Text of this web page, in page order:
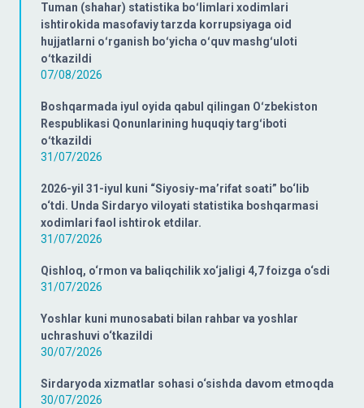
Tuman (shahar) statistika boʻlimlari xodimlari
ishtirokida masofaviy tarzda korrupsiyaga oid
hujjatlarni oʻrganish boʻyicha oʻquv mashgʻuloti
oʻtkazildi
07/08/2026
Boshqarmada iyul oyida qabul qilingan Oʻzbekiston
Respublikasi Qonunlarining huquqiy targʻiboti
oʻtkazildi
31/07/2026
2026-yil 31-iyul kuni “Siyosiy-ma’rifat soati” bo‘lib
o‘tdi. Unda Sirdaryo viloyati statistika boshqarmasi
xodimlari faol ishtirok etdilar.
31/07/2026
Qishloq, o‘rmon va baliqchilik xo‘jaligi 4,7 foizga o‘sdi
31/07/2026
Yoshlar kuni munosabati bilan rahbar va yoshlar
uchrashuvi o‘tkazildi
30/07/2026
Sirdaryoda xizmatlar sohasi o‘sishda davom etmoqda
30/07/2026